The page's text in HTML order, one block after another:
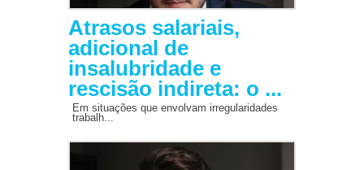
Atrasos salariais,
adicional de
insalubridade e
rescisão indireta: o ...
Em situações que envolvam irregularidades
trabalh...